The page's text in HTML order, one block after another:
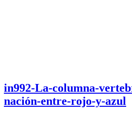
in992-La-columna-
nación-entre-rojo-y-azul